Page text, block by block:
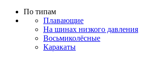
По типам
Плавающие
На шинах низкого давления
Восьмиколёсные
Каракаты